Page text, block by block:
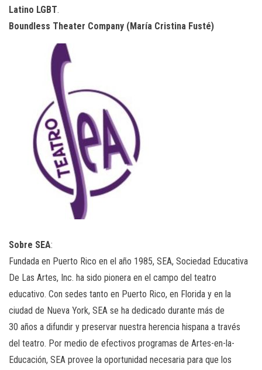
Latino LGBT.
Boundless Theater Company (María Cristina Fusté)
Sobre SEA:
Fundada en Puerto Rico en el año 1985, SEA, Sociedad Educativa
De Las Artes, Inc. ha sido pionera en el campo del teatro
educativo. Con sedes tanto en Puerto Rico, en Florida y en la
ciudad de Nueva York, SEA se ha dedicado durante más de
30 años a difundir y preservar nuestra herencia hispana a través
del teatro. Por medio de efectivos programas de Artes-en-la-
Educación, SEA provee la oportunidad necesaria para que los